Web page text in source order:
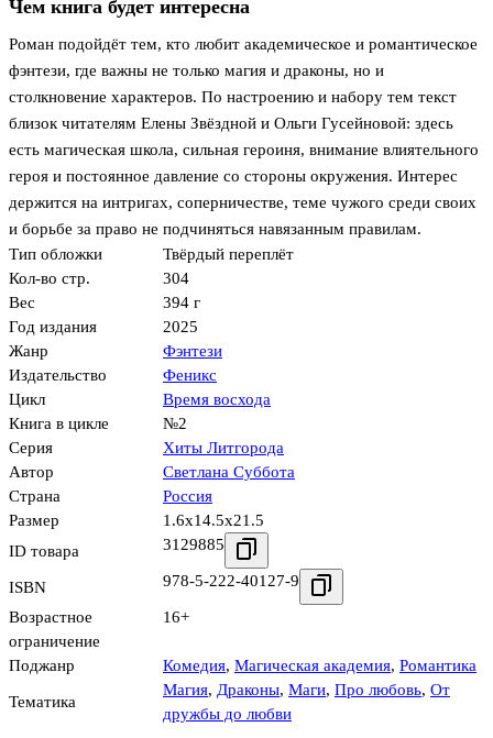
Чем книга будет интересна
Роман подойдёт тем, кто любит академическое и романтическое
фэнтези, где важны не только магия и драконы, но и
столкновение характеров. По настроению и набору тем текст
близок читателям Елены Звёздной и Ольги Гусейновой: здесь
есть магическая школа, сильная героиня, внимание влиятельного
героя и постоянное давление со стороны окружения. Интерес
держится на интригах, соперничестве, теме чужого среди своих
и борьбе за право не подчиняться навязанным правилам.
Тип обложки
Твёрдый переплёт
Кол-во стр.
304
Вес
394 г
Год издания
2025
Жанр
Фэнтези
Издательство
Феникс
Цикл
Время восхода
Книга в цикле
№2
Серия
Хиты Литгорода
Автор
Светлана Суббота
Страна
Россия
Размер
1.6x14.5x21.5
ID товара
3129885
ISBN 978-5-222-40127-9
Возрастное
ограничение
16+
Поджанр Комедия, Магическая академия, Романтика
Тематика
Магия, Драконы, Маги, Про любовь, От
дружбы до любви